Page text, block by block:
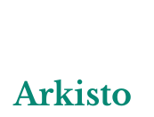
Arkisto